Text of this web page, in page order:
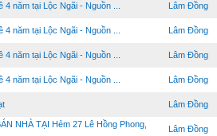
năm tại Lộc Ngãi - Nguồn ... Lâm Đồng
năm tại Lộc Ngãi - Nguồn ... Lâm Đồng
năm tại Lộc Ngãi - Nguồn ... Lâm Đồng
năm tại Lộc Ngãi - Nguồn ... Lâm Đồng
Lâm Đồng
NHÀ TẠI Hẻm 27 Lê Hồng Phong,
Lâm Đồng